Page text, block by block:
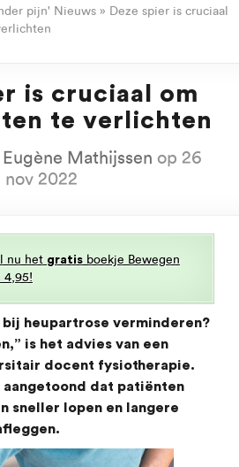
pijn' Nieuws » Deze spier is cruciaal
is cruciaal om
te verlichten
Eugène Mathijssen op 26
nov 2022
nu het gratis boekje Bewegen
4,95!
heupartrose verminderen?
is het advies van een
docent fysiotherapie.
aangetoond dat patiënten
sneller lopen en langere